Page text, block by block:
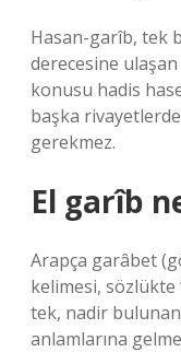
Hasan-garîb, tek
derecesine
konusu hadis
başka
gerekmez.
El garîb
Arapça garâbet
kelimesi, sözlükte
tek, nadir
anlamlarına